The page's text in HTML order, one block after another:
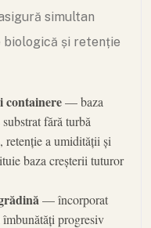
simultan
și retenție
containere— baza
fără turbă
retenție a umidității și
baza creșterii tuturor
— încorporat
progresiv